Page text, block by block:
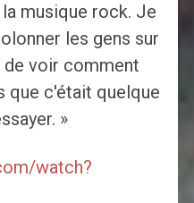
musique rock. Je
les gens sur
voir comment
que c'était quelque
»
watch?